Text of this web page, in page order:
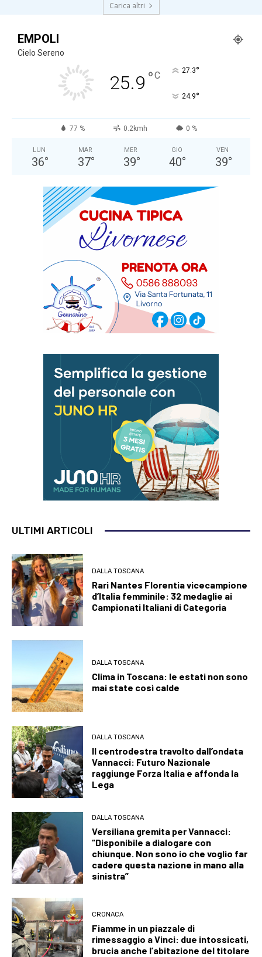
Carica altri
EMPOLI
Cielo Sereno
25.9 °C 27.3°
24.9°
77 % 0.2kmh 0 %
LUN
36°
MAR
37°
MER
39°
GIO
40°
VEN
39°
ULTIMI ARTICOLI
DALLA TOSCANA
Rari Nantes Florentia vicecampione
d’Italia femminile: 32 medaglie ai
Campionati Italiani di Categoria
DALLA TOSCANA
Clima in Toscana: le estati non sono
mai state così calde
DALLA TOSCANA
Il centrodestra travolto dall’ondata
Vannacci: Futuro Nazionale
raggiunge Forza Italia e affonda la
Lega
DALLA TOSCANA
Versiliana gremita per Vannacci:
“Disponibile a dialogare con
chiunque. Non sono io che voglio far
cadere questa nazione in mano alla
sinistra”
CRONACA
Fiamme in un piazzale di
rimessaggio a Vinci: due intossicati,
brucia anche l’abitazione del titolare